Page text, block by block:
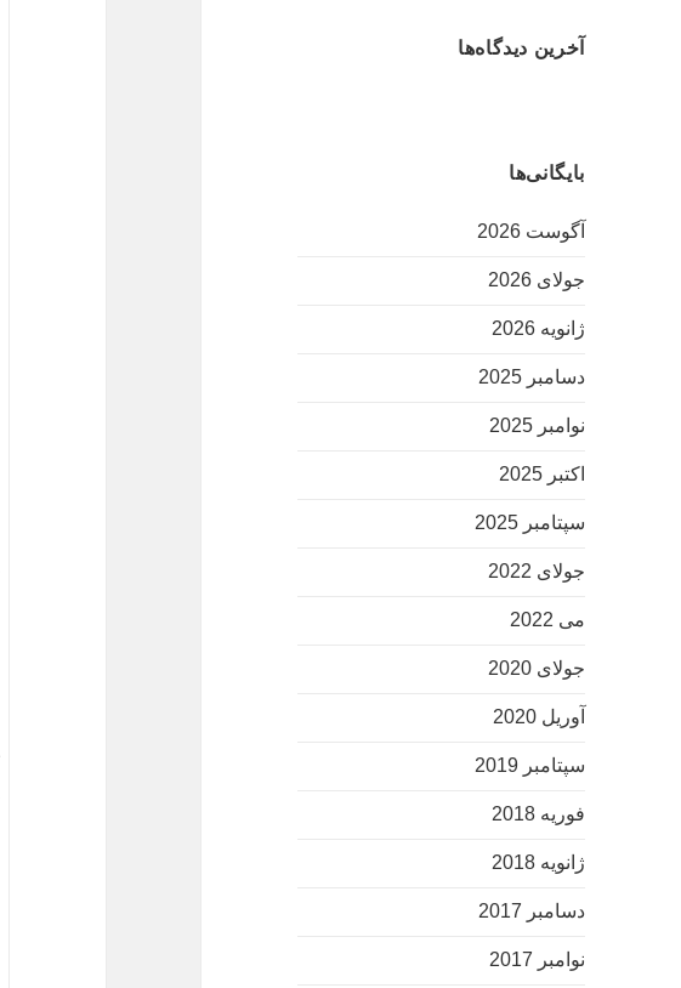
آخرین دیدگاه‌ها
بایگانی‌ها
آگوست 2026
جولای 2026
ژانویه 2026
دسامبر 2025
نوامبر 2025
اکتبر 2025
سپتامبر 2025
جولای 2022
می 2022
جولای 2020
آوریل 2020
سپتامبر 2019
فوریه 2018
ژانویه 2018
دسامبر 2017
نوامبر 2017